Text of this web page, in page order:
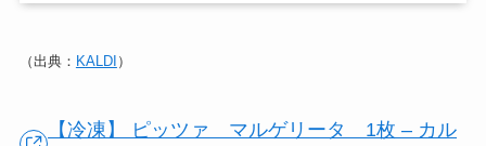
（出典： KALDI ）
【冷凍】 ピッツァ マルゲリータ 1枚 – カル